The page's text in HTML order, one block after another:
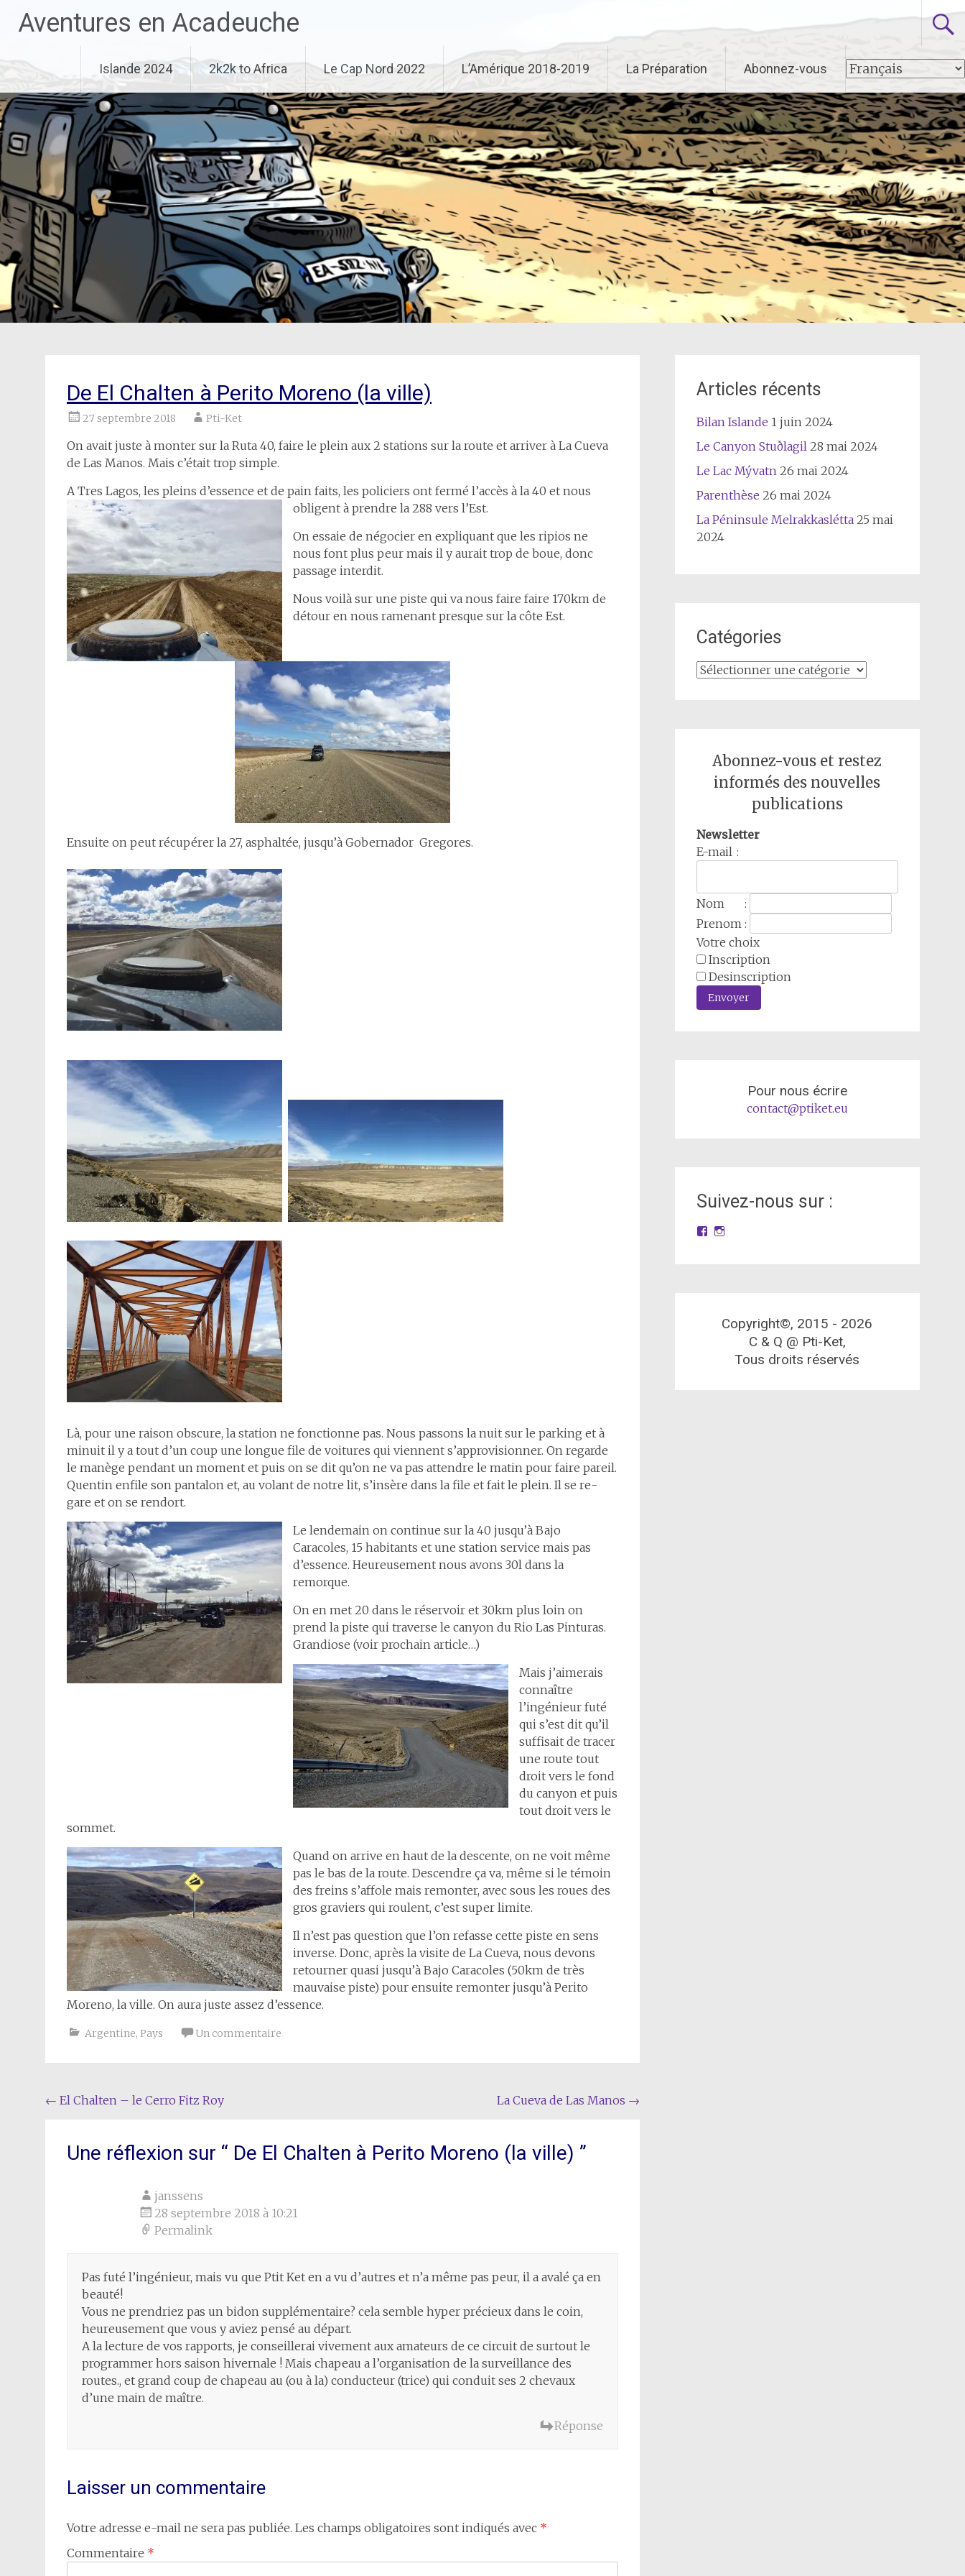
principal
Aventures en Acadeuche
Islande 2024 2k2k to Africa Le Cap Nord 2022 L’Amérique 2018-2019 La Préparation Abonnez-vous
De El Chalten à Perito Moreno (la ville)
27 septembre 2018 Pti-Ket
On avait juste à monter sur la Ruta 40, faire le plein aux 2 stations sur la route et arriver à La Cueva
de Las Manos. Mais c’était trop simple.
A Tres Lagos, les pleins d’essence et de pain faits, les policiers ont fermé l’accès à la 40 et nous
obligent à prendre la 288 vers l’Est.
On essaie de négocier en expliquant que les ripios ne
nous font plus peur mais il y aurait trop de boue, donc
passage interdit.
Nous voilà sur une piste qui va nous faire faire 170km de
détour en nous ramenant presque sur la côte Est.
Ensuite on peut récupérer la 27, asphaltée, jusqu’à Gobernador Gregores.
Là, pour une raison obscure, la station ne fonctionne pas. Nous passons la nuit sur le parking et à
minuit il y a tout d’un coup une longue file de voitures qui viennent s’approvisionner. On regarde
le manège pendant un moment et puis on se dit qu’on ne va pas attendre le matin pour faire pareil.
Quentin enfile son pantalon et, au volant de notre lit, s’insère dans la file et fait le plein. Il se re-
gare et on se rendort.
Le lendemain on continue sur la 40 jusqu’à Bajo
Caracoles, 15 habitants et une station service mais pas
d’essence. Heureusement nous avons 30l dans la
remorque.
On en met 20 dans le réservoir et 30km plus loin on
prend la piste qui traverse le canyon du Rio Las Pinturas.
Grandiose (voir prochain article…)
Mais j’aimerais
connaître
l’ingénieur futé
qui s’est dit qu’il
suffisait de tracer
une route tout
droit vers le fond
du canyon et puis
tout droit vers le
sommet.
Quand on arrive en haut de la descente, on ne voit même
pas le bas de la route. Descendre ça va, même si le témoin
des freins s’affole mais remonter, avec sous les roues des
gros graviers qui roulent, c’est super limite.
Il n’est pas question que l’on refasse cette piste en sens
inverse. Donc, après la visite de La Cueva, nous devons
retourner quasi jusqu’à Bajo Caracoles (50km de très
mauvaise piste) pour ensuite remonter jusqu’à Perito
Moreno, la ville. On aura juste assez d’essence.
Argentine, Pays Un commentaire
Navigation
l'article
← El Chalten – le Cerro Fitz Roy La Cueva de Las Manos →
Une réflexion sur “ De El Chalten à Perito Moreno (la ville) ”
janssens
28 septembre 2018 à 10:21
Permalink
Pas futé l’ingénieur, mais vu que Ptit Ket en a vu d’autres et n’a même pas peur, il a avalé ça en
beauté!
Vous ne prendriez pas un bidon supplémentaire? cela semble hyper précieux dans le coin,
heureusement que vous y aviez pensé au départ.
A la lecture de vos rapports, je conseillerai vivement aux amateurs de ce circuit de surtout le
programmer hors saison hivernale ! Mais chapeau a l’organisation de la surveillance des
routes., et grand coup de chapeau au (ou à la) conducteur (trice) qui conduit ses 2 chevaux
d’une main de maître.
Réponse
Laisser un commentaire
Votre adresse e-mail ne sera pas publiée. Les champs obligatoires sont indiqués avec *
Commentaire *
Articles récents
Bilan Islande 1 juin 2024
Le Canyon Stuðlagil 28 mai 2024
Le Lac Mývatn 26 mai 2024
Parenthèse 26 mai 2024
La Péninsule Melrakkaslétta 25 mai
2024
Catégories
Catégories
Abonnez-vous et restez
informés des nouvelles
publications
Newsletter
E-mail :
Nom :
Prenom :
Votre choix
Inscription
Desinscription
Envoyer
Pour nous écrire
contact@ptiket.eu
Suivez-nous sur :
Facebook
Instagram
Copyright©, 2015 - 2026
C & Q @ Pti-Ket,
Tous droits réservés